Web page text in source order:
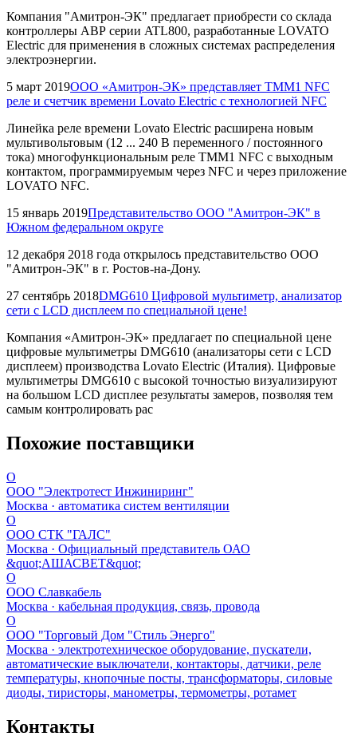
Компания "Амитрон-ЭК" предлагает приобрести со склада
контроллеры АВР серии ATL800, разработанные LOVATO
Electric для применения в сложных системах распределения
электроэнергии.
5 март 2019ООО «Амитрон-ЭК» представляет TMM1 NFC
реле и счетчик времени Lovato Electric с технологией NFC
Линейка реле времени Lovato Electric расширена новым
мультивольтовым (12 ... 240 В переменного / постоянного
тока) многофункциональным реле TMM1 NFC с выходным
контактом, программируемым через NFC и через приложение
LOVATO NFC.
15 январь 2019Представительство ООО "Амитрон-ЭК" в
Южном федеральном округе
12 декабря 2018 года открылось представительство ООО
"Амитрон-ЭК" в г. Ростов-на-Дону.
27 сентябрь 2018DMG610 Цифровой мультиметр, анализатор
сети с LCD дисплеем по специальной цене!
Компания «Амитрон-ЭК» предлагает по специальной цене
цифровые мультиметры DMG610 (анализаторы сети с LCD
дисплеем) производства Lovato Electric (Италия). Цифровые
мультиметры DMG610 с высокой точностью визуализируют
на большом LCD дисплее результаты замеров, позволяя тем
самым контролировать рас
Похожие поставщики
О
ООО "Электротест Инжиниринг"
Москва · автоматика систем вентиляции
О
ООО СТК "ГАЛС"
Москва · Официальный представитель ОАО
&quot;АШАСВЕТ&quot;
О
ООО Славкабель
Москва · кабельная продукция, связь, провода
О
ООО "Торговый Дом "Стиль Энерго"
Москва · электротехническое оборудование, пускатели,
автоматические выключатели, контакторы, датчики, реле
температуры, кнопочные посты, трансформаторы, силовые
диоды, тиристоры, манометры, термометры, ротамет
Контакты